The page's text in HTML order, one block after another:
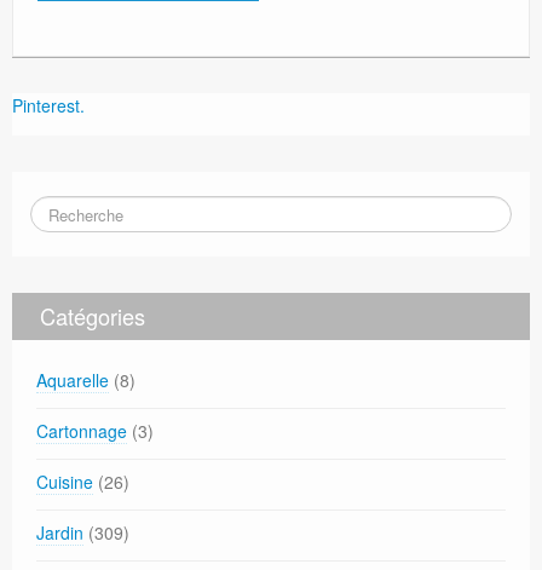
Pinterest.
Catégories
Aquarelle (8)
Cartonnage (3)
Cuisine (26)
Jardin (309)